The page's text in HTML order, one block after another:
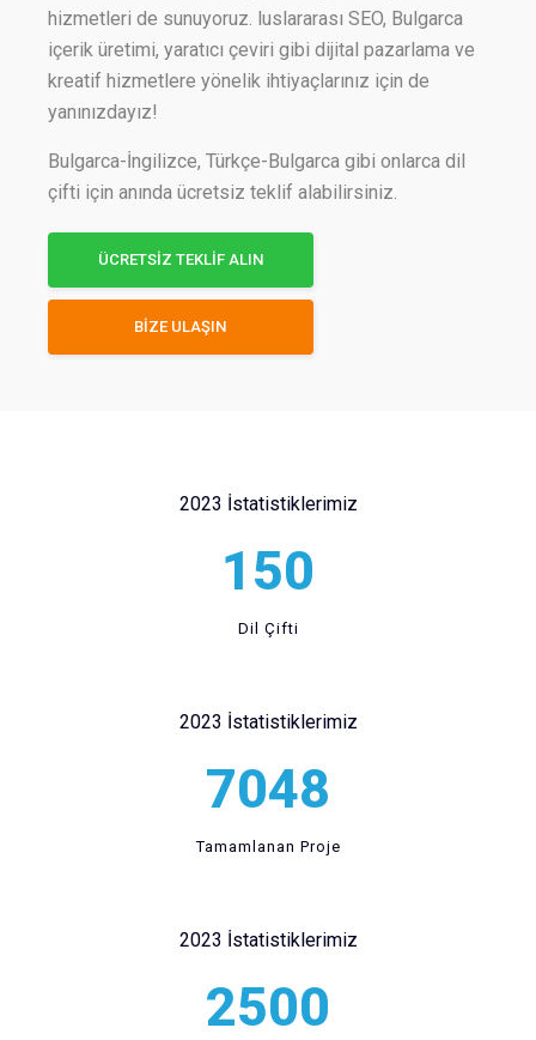
hizmetleri de sunuyoruz. luslararası SEO, Bulgarca
içerik üretimi, yaratıcı çeviri gibi dijital pazarlama ve
kreatif hizmetlere yönelik ihtiyaçlarınız için de
yanınızdayız!
Bulgarca-İngilizce, Türkçe-Bulgarca gibi onlarca dil
çifti için anında ücretsiz teklif alabilirsiniz.
ÜCRETSİZ TEKLİF ALIN
BİZE ULAŞIN
2023 İstatistiklerimiz
150
Dil Çifti
2023 İstatistiklerimiz
7048
Tamamlanan Proje
2023 İstatistiklerimiz
2500